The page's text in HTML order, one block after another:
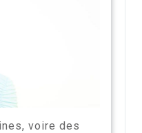
voire des